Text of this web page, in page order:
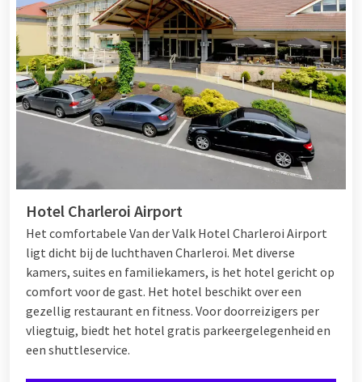
Hotel Charleroi Airport
Het comfortabele Van der Valk Hotel Charleroi Airport
ligt dicht bij de luchthaven Charleroi. Met diverse
kamers, suites en familiekamers, is het hotel gericht op
comfort voor de gast. Het hotel beschikt over een
gezellig restaurant en fitness. Voor doorreizigers per
vliegtuig, biedt het hotel gratis parkeergelegenheid en
een shuttleservice.